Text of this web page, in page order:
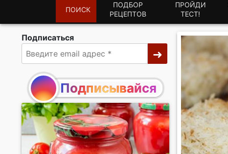
ПОИСК
ПОДБОР
РЕЦЕПТОВ
ПРОЙДИ
ТЕСТ!
Подписаться
Подписывайся